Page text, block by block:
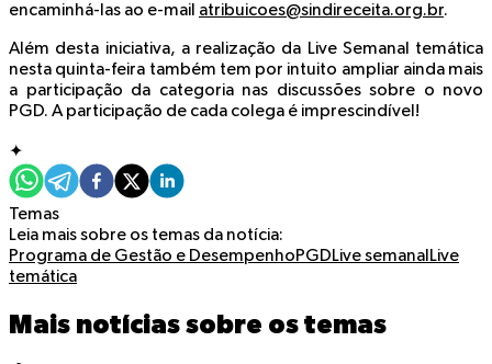
encaminhá-las ao e-mail atribuicoes@sindireceita.org.br.
Além desta iniciativa, a realização da Live Semanal temática
nesta quinta-feira também tem por intuito ampliar ainda mais
a participação da categoria nas discussões sobre o novo
PGD. A participação de cada colega é imprescindível!
✦
Temas
Leia mais sobre os temas da notícia:
Programa de Gestão e DesempenhoPGDLive semanal Live
temática
Mais notícias sobre os temas